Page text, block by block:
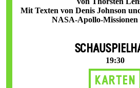
Mit Texten von Denis Johnson
NASA-Apollo-Missionen
19:30
Karten